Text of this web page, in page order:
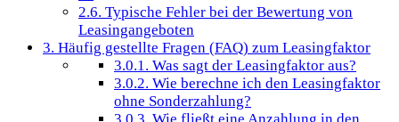
2.6. Typische Fehler bei der Bewertung von
Leasingangeboten
3. Häufig gestellte Fragen (FAQ) zum Leasingfaktor
3.0.1. Was sagt der Leasingfaktor aus?
3.0.2. Wie berechne ich den Leasingfaktor
ohne Sonderzahlung?